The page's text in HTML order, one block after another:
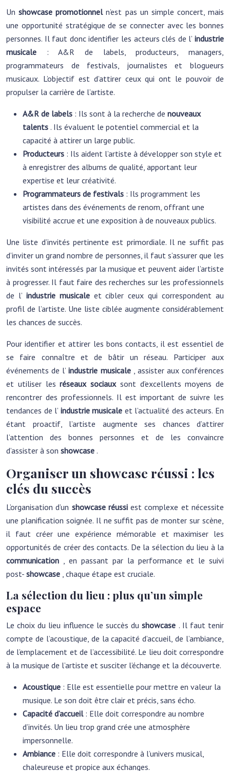
Unshowcase promotionneln’est pas un simple concert, mais
une opportunité stratégique de se connecter avec les bonnes
personnes. Il faut donc identifier les acteurs clés de l’ industrie
musicale : A&R de labels, producteurs, managers,
programmateurs de festivals, journalistes et blogueurs
musicaux. L’objectif est d’attirer ceux qui ont le pouvoir de
propulser la carrière de l’artiste.
A&R de labels : Ils sont à la recherche de nouveaux
talents . Ils évaluent le potentiel commercial et la
capacité à attirer un large public.
Producteurs : Ils aident l’artiste à développer son style et
à enregistrer des albums de qualité, apportant leur
expertise et leur créativité.
Programmateurs de festivals : Ils programment les
artistes dans des événements de renom, offrant une
visibilité accrue et une exposition à de nouveaux publics.
Une liste d’invités pertinente est primordiale. Il ne suffit pas
d’inviter un grand nombre de personnes, il faut s’assurer que les
invités sont intéressés par la musique et peuvent aider l’artiste
à progresser. Il faut faire des recherches sur les professionnels
de l’ industrie musicale et cibler ceux qui correspondent au
profil de l’artiste. Une liste ciblée augmente considérablement
les chances de succès.
Pour identifier et attirer les bons contacts, il est essentiel de
se faire connaître et de bâtir un réseau. Participer aux
événements de l’industrie musicale , assister aux conférences
et utiliser lesréseaux sociaux sont d’excellents moyens de
rencontrer des professionnels. Il est important de suivre les
tendances de l’ industrie musicale et l’actualité des acteurs. En
étant proactif, l’artiste augmente ses chances d’attirer
l’attention des bonnes personnes et de les convaincre
d’assister à son showcase .
Organiser un showcase réussi : les
clés du succès
L’organisation d’un showcase réussiest complexe et nécessite
une planification soignée. Il ne suffit pas de monter sur scène,
il faut créer une expérience mémorable et maximiser les
opportunités de créer des contacts. De la sélection du lieu à la
communication , en passant par la performance et le suivi
post- showcase , chaque étape est cruciale.
La sélection du lieu : plus qu’un simple
espace
Le choix du lieu influence le succès dushowcase . Il faut tenir
compte de l’acoustique, de la capacité d’accueil, de l’ambiance,
de l’emplacement et de l’accessibilité. Le lieu doit correspondre
à la musique de l’artiste et susciter l’échange et la découverte.
Acoustique : Elle est essentielle pour mettre en valeur la
musique. Le son doit être clair et précis, sans écho.
Capacité d’accueil : Elle doit correspondre au nombre
d’invités. Un lieu trop grand crée une atmosphère
impersonnelle.
Ambiance : Elle doit correspondre à l’univers musical,
chaleureuse et propice aux échanges.